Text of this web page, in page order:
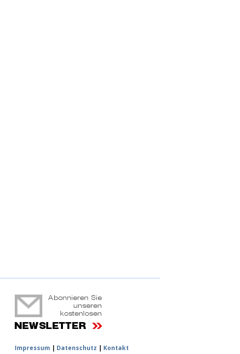
Impressum | Datenschutz | Kontakt